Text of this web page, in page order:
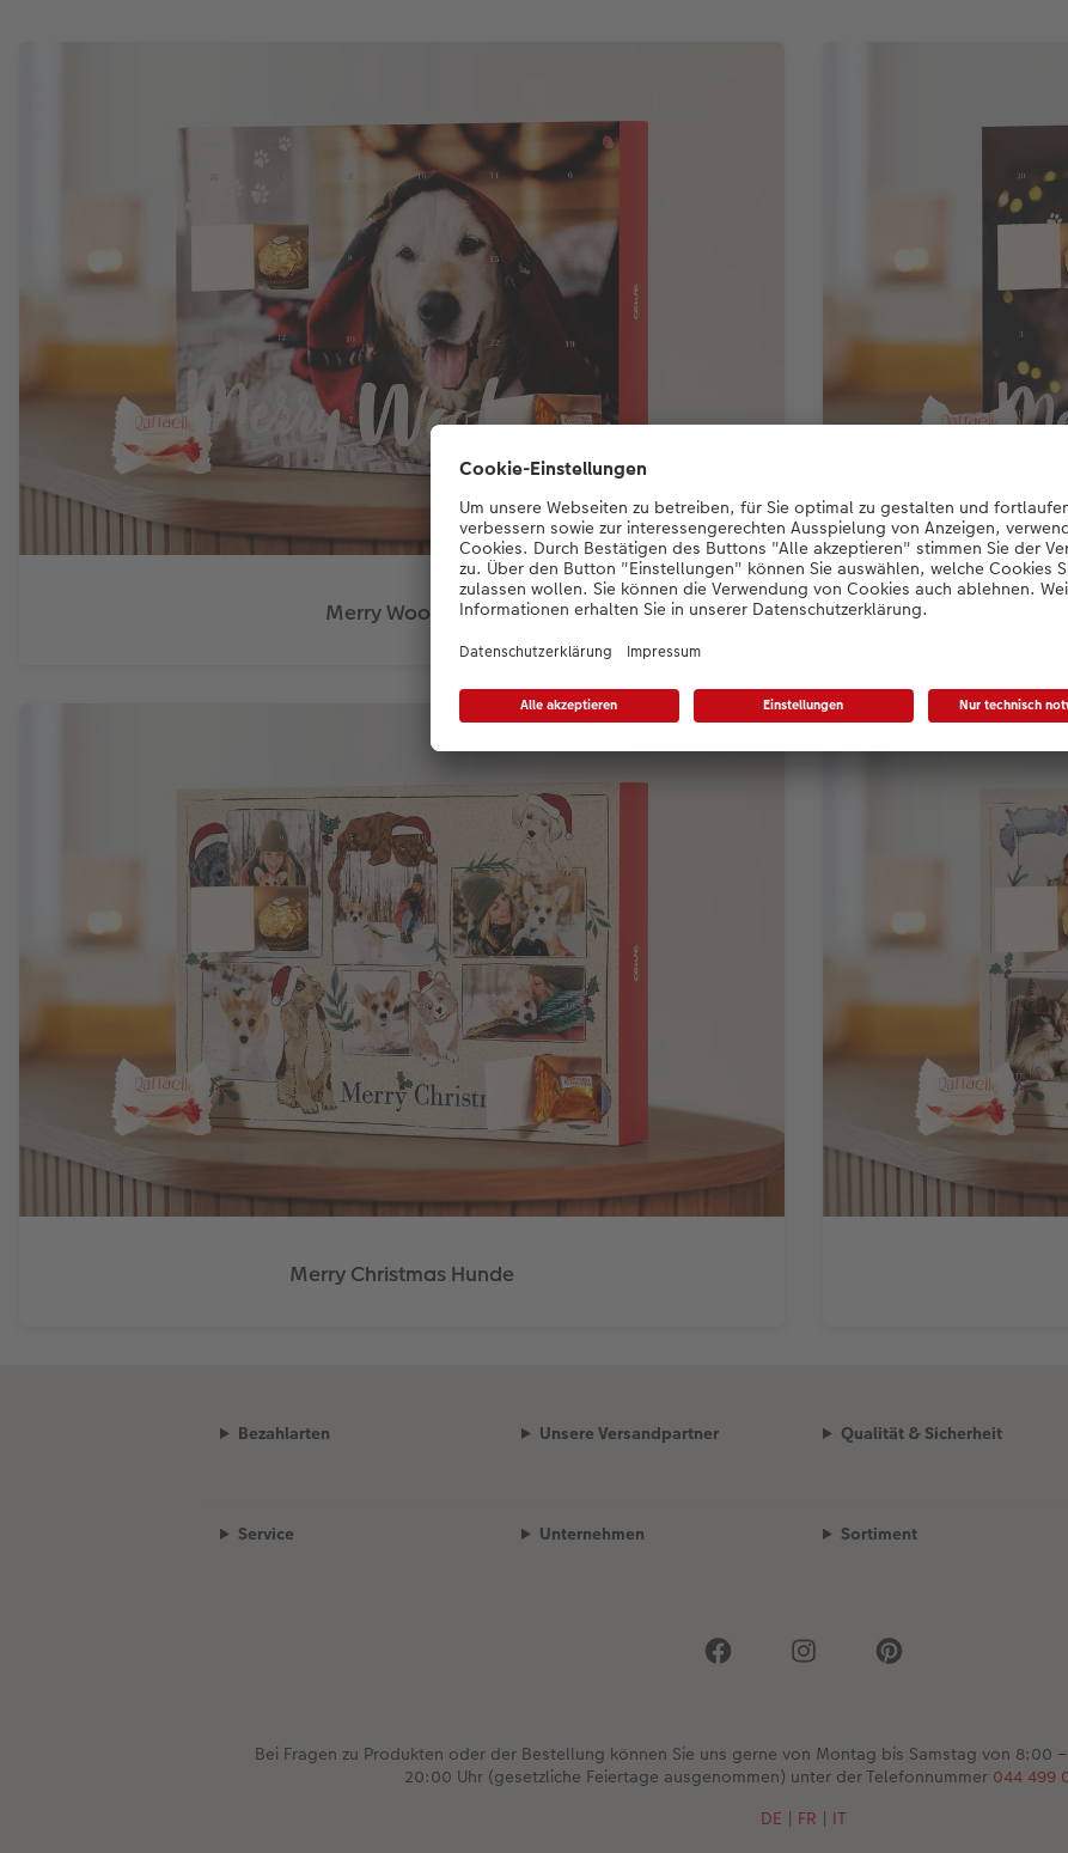
Merry Woofmas
Merry Christmas Hunde
Bezahlarten Unsere Versandpartner Qualität & Sicherheit
Service Unternehmen Sortiment
Bei Fragen zu Produkten oder der Bestellung können Sie uns gerne von Montag bis Samstag von 8:00
20:00 Uhr (gesetzliche Feiertage ausgenommen) unter der Telefonnummer 044 499
DE | FR | IT